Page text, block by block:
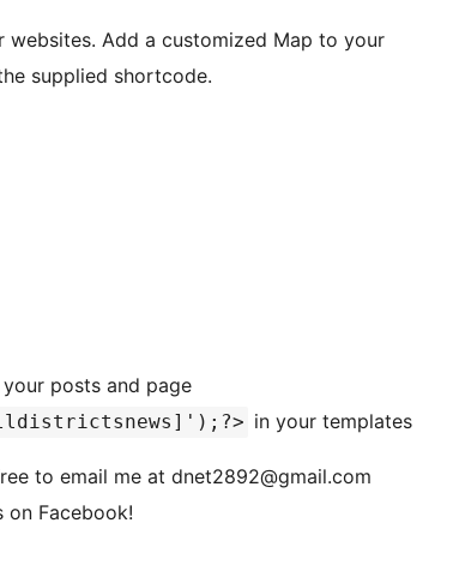
websites. Add a customized Map to your
supplied shortcode.
your posts and page
in your templates
to email me at dnet2892@gmail.com
on Facebook!